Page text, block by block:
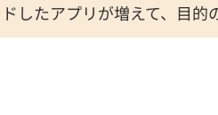
したアプリが増えて、目的